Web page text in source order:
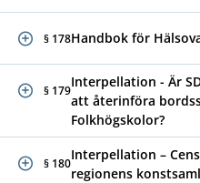
§ 178Handbok för
§ 179
Interpellation - Är
att återinföra
Folkhögskolor?
§ 180
Interpellation –
regionens